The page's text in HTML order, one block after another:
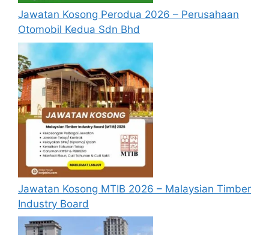
kami telah sediakan seperti berikut.
Deskripsi Kerja
Terlibat dalam tugasan pemantauan dan
pengurusan dokumen serta fail, surat-
menyurat, peralatan pejabat, pengurusan
kaunter dan panggilan telefon. Selain itu,
terlibat dalam menyediakan laporan,
merekod data, dan membantu tugas-
tugas lain yang diarahkan oleh Ketua
Jabatan dari masa ke semasa.
Cara Mohon Jawatan Kosong
Jawatan Kosong Perodua 2026 – Perusahaan
Otomobil Kedua Sdn Bhd
Jawatan Kosong MTIB 2026 – Malaysian Timber
Industry Board